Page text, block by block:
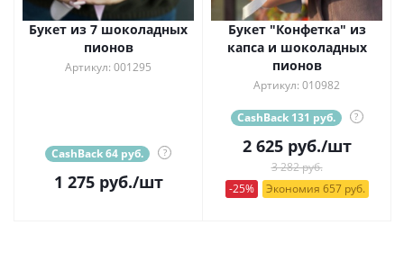
Букет из 7 шоколадных
пионов
Артикул: 001295
CashBack 64 руб. ?
1 275руб./шт
Букет "Конфетка" из
капса и шоколадных
пионов
Артикул: 010982
CashBack 131 руб. ?
2 625руб./шт
3 282 руб.
-25%
Экономия 657 руб.